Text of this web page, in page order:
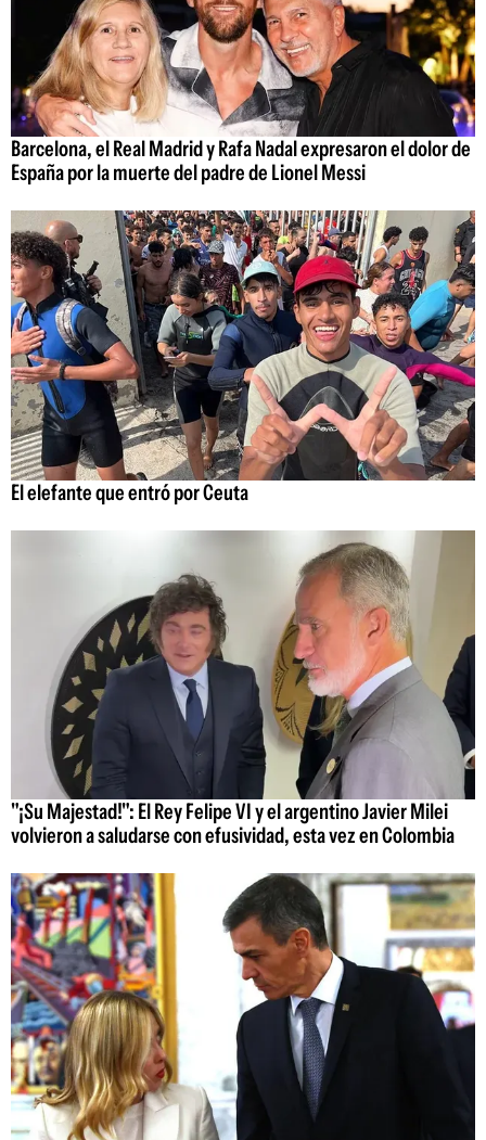
Barcelona, el Real Madrid y Rafa Nadal expresaron el dolor de
España por la muerte del padre de Lionel Messi
El elefante que entró por Ceuta
"¡Su Majestad!": El Rey Felipe VI y el argentino Javier Milei
volvieron a saludarse con efusividad, esta vez en Colombia